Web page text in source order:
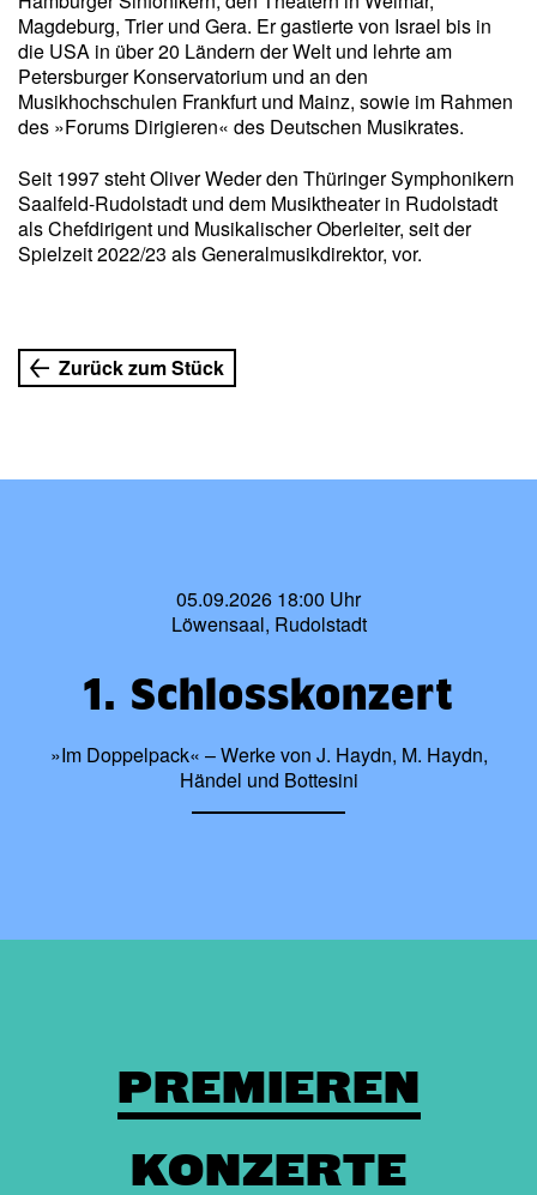
Magdeburg, Trier und Gera. Er gastierte von Israel bis in
die USA in über 20 Ländern der Welt und lehrte am
Petersburger Konservatorium und an den
Musikhochschulen Frankfurt und Mainz, sowie im Rahmen
des »Forums Dirigieren« des Deutschen Musikrates.
Seit 1997 steht Oliver Weder den Thüringer Symphonikern
Saalfeld-Rudolstadt und dem Musiktheater in Rudolstadt
als Chefdirigent und Musikalischer Oberleiter, seit der
Spielzeit 2022/23 als Generalmusikdirektor, vor.
Zurück zum Stück
05.09.2026 18:00 Uhr
Löwensaal, Rudolstadt
1. Schlosskonzert
»Im Doppelpack« – Werke von J. Haydn, M. Haydn,
Händel und Bottesini
PREMIEREN
KONZERTE